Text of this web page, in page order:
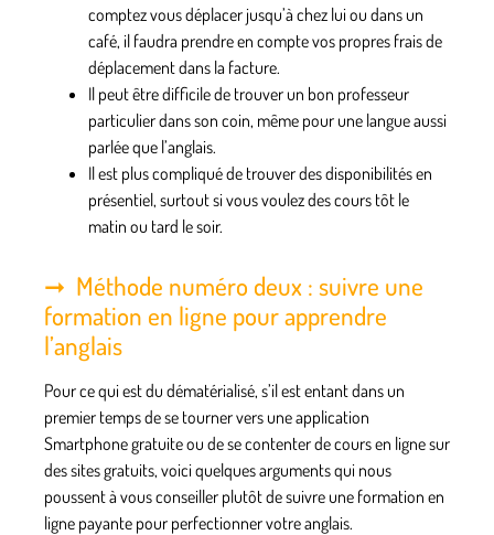
comptez vous déplacer jusqu’à chez lui ou dans un
café, il faudra prendre en compte vos propres frais de
déplacement dans la facture.
Il peut êtredifficile de trouver un bon professeur
particulier dans son coin, même pour une langue aussi
parlée que l’anglais.
Il est plus compliqué de trouver des disponibilités en
présentiel, surtout si vous voulez des cours tôt le
matin ou tard le soir.
Méthode numéro deux : suivre une
formation en ligne pour apprendre
l’anglais
Pour ce qui est du dématérialisé, s’il est entant dans un
premier temps de se tourner vers une application
Smartphone gratuite ou de se contenter de cours en ligne sur
des sites gratuits, voici quelques arguments qui nous
poussent à vous conseiller plutôt de suivre une formation en
ligne payante pour perfectionner votre anglais.